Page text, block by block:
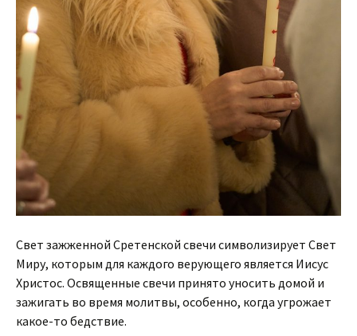
Свет зажженной Сретенской свечи символизирует Свет
Миру, которым для каждого верующего является Иисус
Христос. Освященные свечи принято уносить домой и
зажигать во время молитвы, особенно, когда угрожает
какое-то бедствие.